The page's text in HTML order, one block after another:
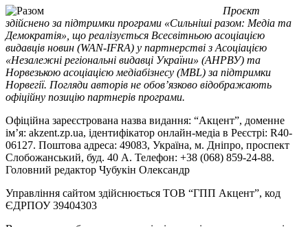
Проєкт
здійснено за підтримки програми «Сильніші разом: Медіа та
Демократія», що реалізується Всесвітньою асоціацією
видавців новин (WAN-IFRA) у партнерстві з Асоціацією
«Незалежні регіональні видавці України» (АНРВУ) та
Норвезькою асоціацією медіабізнесу (MBL) за підтримки
Норвегії. Погляди авторів не обов’язково відображають
офіційну позицію партнерів програми.
Офіційна зареєстрована назва видання: “Акцент”, доменне
ім’я: akzent.zp.ua, ідентифікатор онлайн-медіа в Реєстрі: R40-
06127. Поштова адреса: 49083, Україна, м. Дніпро, проспект
Слобожанський, буд. 40 А. Телефон: +38 (068) 859-24-88.
Головний редактор Чубукін Олександр
Управління сайтом здійснюється ТОВ “ГПП Акцент”, код
ЄДРПОУ 39404303